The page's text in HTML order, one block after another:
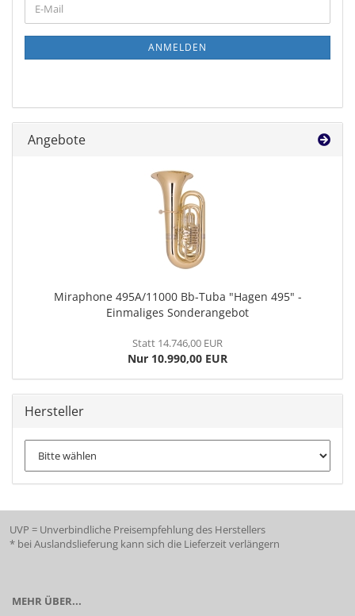
ZUR
NEWSLETTER-
E-
Mail
ANMELDEN
Angebote
Miraphone 495A/11000 Bb-Tuba "Hagen 495" -
Einmaliges Sonderangebot
Statt 14.746,00 EUR
Nur 10.990,00 EUR
Hersteller
UVP = Unverbindliche Preisempfehlung des Herstellers
* bei Auslandslieferung kann sich die Lieferzeit verlängern
MEHR ÜBER...